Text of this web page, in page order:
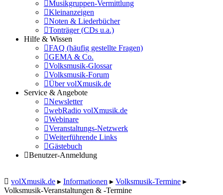
Musikgruppen-Vermittlung
Kleinanzeigen
Noten & Liederbücher
Tonträger (CDs u.a.)
Hilfe & Wissen
FAQ (häufig gestellte Fragen)
GEMA & Co.
Volksmusik-Glossar
Volksmusik-Forum
Über volXmusik.de
Service & Angebote
Newsletter
webRadio volXmusik.de
Webinare
Veranstaltungs-Netzwerk
Weiterführende Links
Gästebuch
Benutzer-Anmeldung
volXmusik.de ▸ Informationen ▸ Volksmusik-Termine ▸
Volksmusik-Veranstaltungen & -Termine